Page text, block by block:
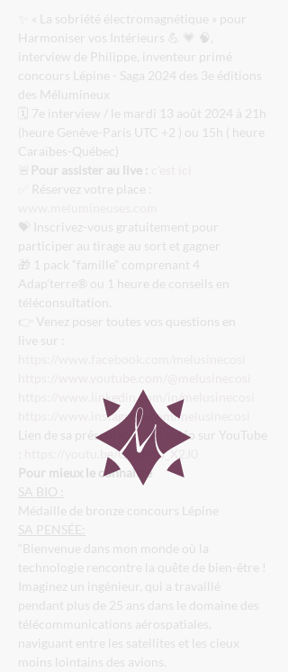
✨ « La sobriété électromagnétique » pour
Harmoniser vos Intérieurs 💪 💗 🧠,
interview de Philippe, inventeur primé
concours Lépine - Saga 2024 des 3e éditions
des Mélumineux
🗓 7e interview / le mardi 13 août 2024 à 21h
(heure Genève-Paris UTC +2 ) ou 15h ( heure
Caraïbes-Québec)
🚨 Pour assister au live :
✅ Réservez votre place :
💝 Inscrivez-vous gratuitement pour
participer au tirage au sort et gagner
🎁 1 pack “famille” comprenant 4
Adap’terre® ou 1 heure de conseils en
téléconsultation.
👉 Venez poser toutes vos questions en
live sur :
https://www.linkedin.com/in/melusinecosi
https://www.instagram.com/melusinecosi
Lien de sa présentation en vidéo sur YouTube
https://youtu.be/QuyfmB_X2J0
Pour mieux le connaître
SA BIO :
Médaille de bronze concours Lépine
SA PENSÉE:
“Bienvenue dans mon monde où la
technologie rencontre la quête de bien-être !
Imaginez un ingénieur, qui a travaillé
pendant plus de 25 ans dans le domaine des
télécommunications aérospatiales,
naviguant entre les satellites et les cieux
moins lointains des avions.